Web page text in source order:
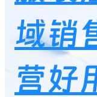
域销
营好